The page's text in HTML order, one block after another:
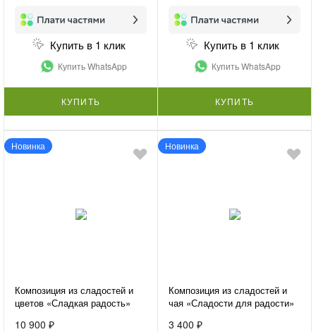
Купить в 1 клик
Купить WhatsApp
КУПИТЬ
Купить в 1 клик
Купить WhatsApp
КУПИТЬ
Новинка
Композиция из сладостей и
цветов «Сладкая радость»
10 900 ₽
Новинка
Композиция из сладостей и
чая «Сладости для радости»
3 400 ₽